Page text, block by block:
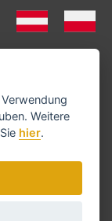
hier.